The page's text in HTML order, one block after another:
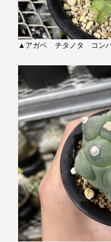
▲アガベ チタノタ コンパ